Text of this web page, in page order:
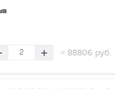
dB
2 =88806 руб.